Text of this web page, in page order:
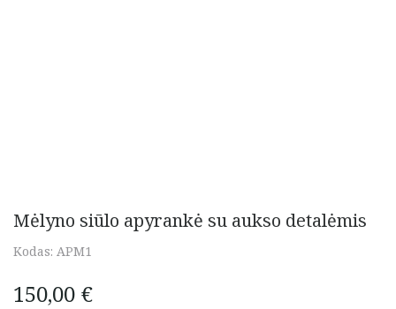
Mėlyno siūlo apyrankė su aukso detalėmis
Kodas: APM1
150,00 €